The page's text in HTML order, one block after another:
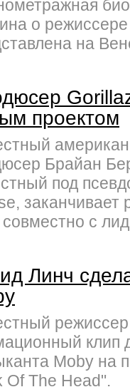
о режиссере
на
проектом
Брайан
под
с
Линч
клип
Moby на
Of The Head".